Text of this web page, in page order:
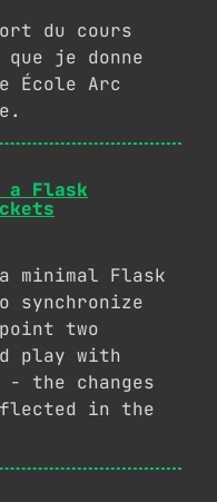
du cours
je donne
École Arc
a Flask
minimal Flask
synchronize
two
play with
the changes
in the